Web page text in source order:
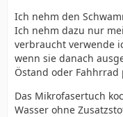
Ich nehm den
Ich nehm dazu nur
verbraucht verwende
wenn sie danach
Östand oder Fahhrrad
Das Mikrofasertuch
Wasser ohne